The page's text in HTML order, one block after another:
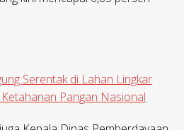
Serentak di Lahan Lingkar
Pangan Nasional